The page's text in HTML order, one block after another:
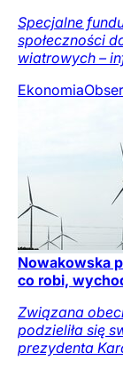
Specjalne
społeczności
wiatrowych –
Ekonomia
Nowakowska
co robi,
Związana
podzieliła się
prezydenta